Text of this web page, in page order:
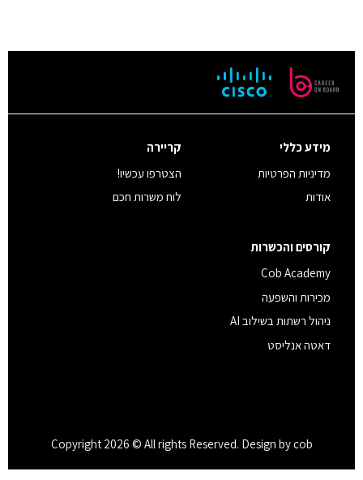
מידע כללי
מדיניות הפרטיות
אודות
קריירה
הצטרפו עכשיו!
לוח משרות חכם
קורסים והכשרות
Cob Academy
מכירות והשפעה
ניהול רשתות בשילוב AI
דאטה אנליסט
Copyright 2026 © All rights Reserved. Design by cob